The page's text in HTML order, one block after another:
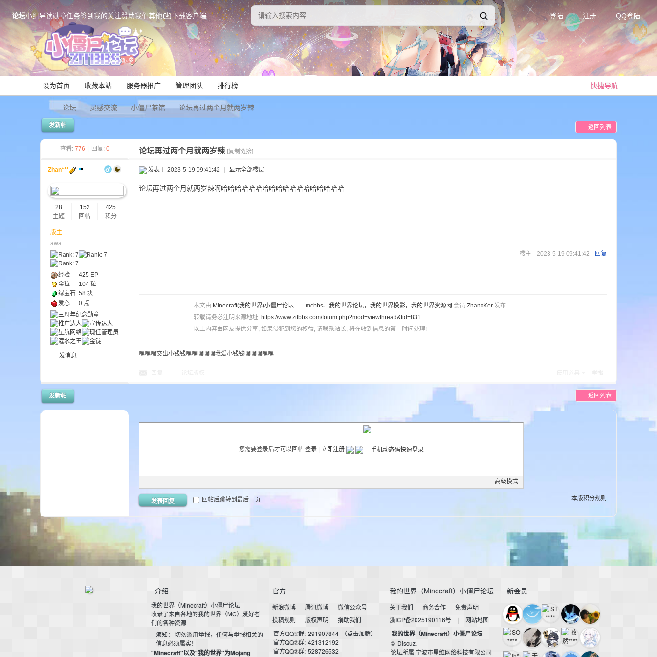
论坛小组导读勋章任务签到我的关注赞助我们其他 下载客户端 登陆 注册 QQ登陆
快捷导航
设为首页 收藏本站 服务器推广 管理团队 排行榜
论坛 灵感交流 小僵尸茶馆 论坛再过两个月就两岁辣
返回列表
发新帖
查看: 776 回复: 0 论坛再过两个月就两岁辣 [复制链接]
Zhan***
28
主题
152
回帖
425
积分
版主
awa
经验 425 EP
金粒
104 粒
绿宝石 58 块
爱心
0 点
发消息
发表于 2023-5-19 09:41:42 显示全部楼层
论坛再过两个月就两岁辣啊哈哈哈哈哈哈哈哈哈哈哈哈哈哈哈哈哈哈
楼主 2023-5-19 09:41:42 回复
本文由 Minecraft(我的世界)小僵尸论坛——mcbbs、我的世界论坛，我的世界投影，我的世界资源网 会员 ZhanxKer 发布
转载请务必注明来源地址: https://www.zitbbs.com/forum.php?mod=viewthread&tid=831
以上内容由网友提供分享, 如果侵犯到您的权益, 请联系站长, 将在收到信息的第一时间处理!
嘿嘿嘿交出小钱钱嘿嘿嘿嘿嘿我爱小钱钱嘿嘿嘿嘿嘿
返回列表
发新帖
您需要登录后才可以回帖 登录| 立即注册
高级模式
本版积分规则
发表回复 回帖后跳转到最后一页
介绍
我的世界（Minecraft）小僵尸论坛
收录了来自各地的我的世界（MC）爱好者
们的各种资源
须知： 切勿滥用举报，任何与举报相关的
信息必须属实！
"Minecraft"以及"我的世界"为Mojang
官方
新浪微博 腾讯微博
微信公众号
投稿规则
版权声明
捐助我们
官方QQ①群: 291907844
（点击加群）
官方QQ②群: 421312192
官方QQ③群: 528726532
我的世界（Minecraft）小僵尸论坛
关于我们 商务合作
免责声明
浙ICP备2025190116号
| 网站地图
我的世界（Minecraft）小僵尸论坛
© Discuz.
论坛所属 宁波市星维网络科技有限公司
新会员